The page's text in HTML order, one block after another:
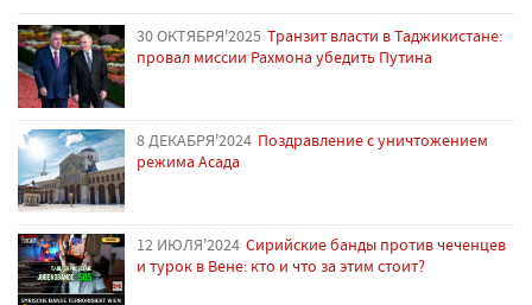
30 ОКТЯБРЯ'2025 Транзит власти в Таджикистане:
провал миссии Рахмона убедить Путина
8 ДЕКАБРЯ'2024 Поздравление с уничтожением
режима Асада
12 ИЮЛЯ'2024 Сирийские банды против чеченцев
и турок в Вене: кто и что за этим стоит?